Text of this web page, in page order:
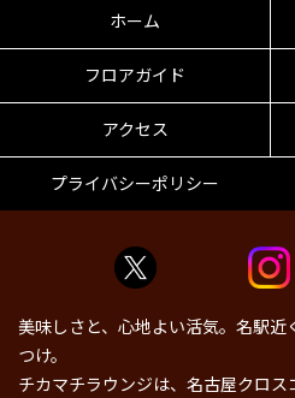
ホーム
フロアガイド
アクセス
プライバシーポリシー
美味しさと、心地よい活気。名駅
つけ。
チカマチラウンジは、名古屋クロ